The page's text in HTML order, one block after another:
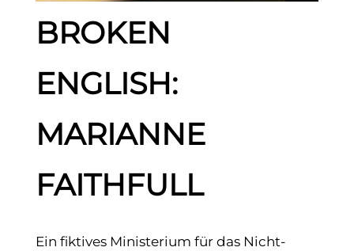
BROKEN
ENGLISH:
MARIANNE
FAITHFULL
Ein fiktives Ministerium für das Nicht-